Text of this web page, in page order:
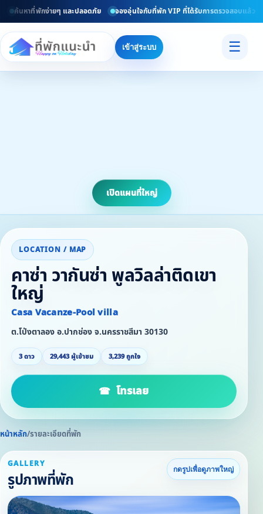
ค้นหาที่พักง่ายๆ และปลอดภัย จองอุ่นใจกับที่พัก VIP ที่ได้รับการตรวจสอบแล้ว
เข้าสู่ระบบ ☰
เปิดแผนที่ใหญ่
LOCATION / MAP
คาซ่า วากันซ่า พูลวิลล่าติดเขา
ใหญ่
Casa Vacanze-Pool villa
ต.โป่งตาลอง อ.ปากช่อง จ.นครราชสีมา 30130
3 ดาว 29,443 ผู้เข้าชม 3,239 ถูกใจ
โทรเลย
หน้าหลัก/รายละเอียดที่พัก
GALLERY
รูปภาพที่พัก
กดรูปเพื่อดูภาพใหญ่